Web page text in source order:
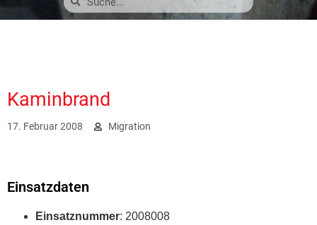
Kaminbrand
17. Februar 2008 Migration
Einsatzdaten
Einsatznummer: 2008008